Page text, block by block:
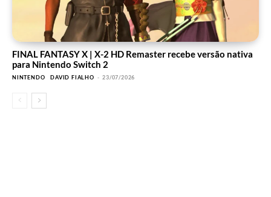
FINAL FANTASY X | X-2 HD Remaster recebe versão nativa
para Nintendo Switch 2
NINTENDO DAVID FIALHO - 23/07/2026